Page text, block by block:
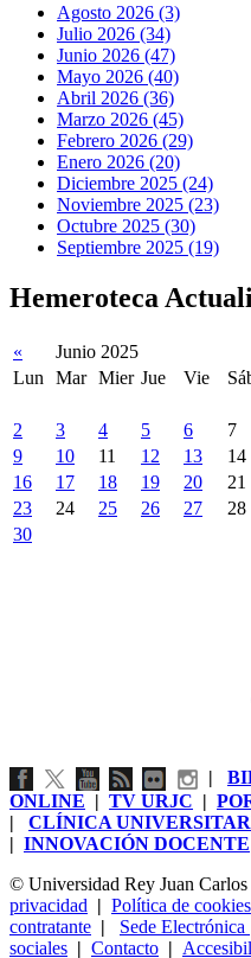
Agosto 2026 (3)
Julio 2026 (34)
Junio 2026 (47)
Mayo 2026 (40)
Abril 2026 (36)
Marzo 2026 (45)
Febrero 2026 (29)
Enero 2026 (20)
Diciembre 2025 (24)
Noviembre 2025 (23)
Octubre 2025 (30)
Septiembre 2025 (19)
Hemeroteca
« Junio 2025
Lun
Mar Mier Jue Vie
2
3 4 5 6 7
9
10 11 12 13 14
16
17 18 19 20 21
23
24 25 26 27 28
30
|
ONLINE | TV URJC |
| CLÍNICA
| INNOVACIÓN DOCENTE
© Universidad Rey Juan Carlos
privacidad | Política de cookies
contratante | Sede Electrónica
sociales | Contacto |